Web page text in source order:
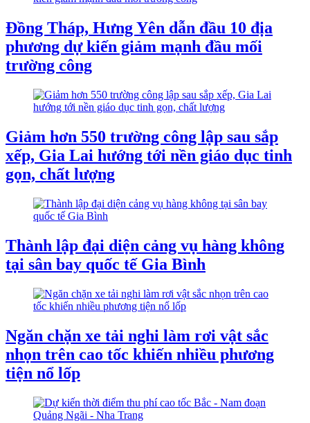
Đồng Tháp, Hưng Yên dẫn đầu 10 địa
phương dự kiến giảm mạnh đầu mối
trường công
Giảm hơn 550 trường công lập sau sắp
xếp, Gia Lai hướng tới nền giáo dục tinh
gọn, chất lượng
Thành lập đại diện cảng vụ hàng không
tại sân bay quốc tế Gia Bình
Ngăn chặn xe tải nghi làm rơi vật sắc
nhọn trên cao tốc khiến nhiều phương
tiện nổ lốp